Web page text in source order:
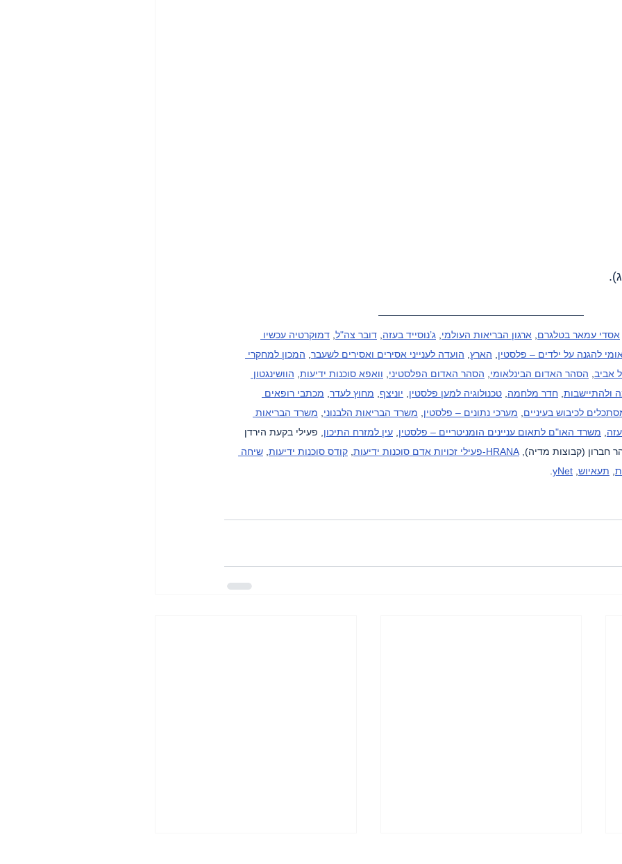
אסדי עמאר בטלגרם ארגון הבריאות העולמי ג’נוסייד בעזה דובר צה"ל דמוקרטיה עכשיו
להגנה על ילדים – פלסטין הארץ הועדה לענייני אסירים ואסירים לשעבר המכון למחקרי
אביב הסהר האדום הבינלאומי הסהר האדום הפלסטיני וואפא סוכנות ידיעות הוושינגטון
ולהתיישבות חדר מלחמה טכנולוגיה למען פלסטין יוניצף מחוץ לעדר מכתבי רופאים
לכיבוש בעיניים מערכי נתונים – פלסטין משרד הבריאות הלבנוני
משרד הבריאות
משרד האו"ם לתאום עניינים הומניטריים – פלסטין עין למזרח התיכון , פעילי בקעת הירדן
חברון (קבוצות מדיה), HRANA-פעילי זכויות אדם סוכנות ידיעות קודס סוכנות ידיעות שיחה
תעאיוש yNet